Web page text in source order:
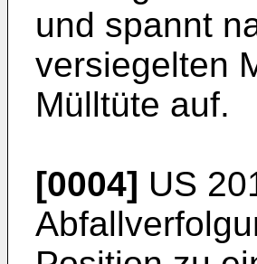
und spannt
versiegelten
Mülltüte auf.
[0004] US